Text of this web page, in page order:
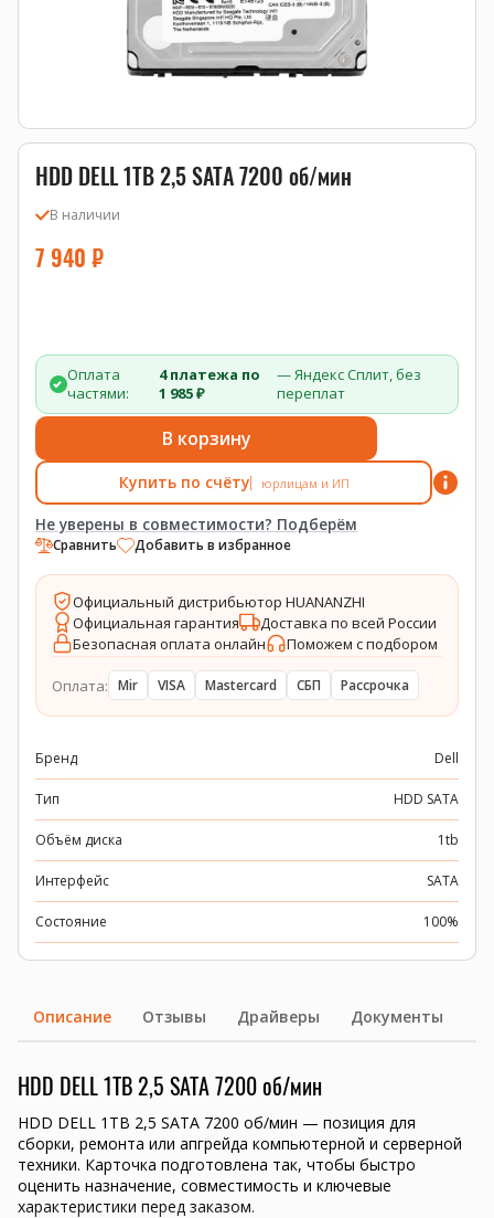
HDD DELL 1TB 2,5 SATA 7200 об/мин
В наличии
7 940 ₽
Оплата
частями:
4 платежа по
1 985 ₽
— Яндекс Сплит, без
переплат
В корзину
Купить по счёту юрлицам и ИП
Не уверены в совместимости? Подберём
Сравнить Добавить в избранное
Официальный дистрибьютор HUANANZHI
Официальная гарантия
Доставка по всей России
Безопасная оплата онлайн
Поможем с подбором
Оплата: Mir VISA Mastercard СБП Рассрочка
Бренд Dell
Тип HDD SATA
Объём диска 1tb
Интерфейс SATA
Состояние 100%
Описание Отзывы Драйверы Документы
HDD DELL 1TB 2,5 SATA 7200 об/мин
HDD DELL 1TB 2,5 SATA 7200 об/мин — позиция для
сборки, ремонта или апгрейда компьютерной и серверной
техники. Карточка подготовлена так, чтобы быстро
оценить назначение, совместимость и ключевые
характеристики перед заказом.